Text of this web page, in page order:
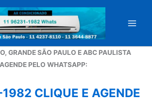
GRANDE SÃO PAULO E ABC PAULISTA
AGENDE PELO WHATSAPP:
CLIQUE E AGENDE